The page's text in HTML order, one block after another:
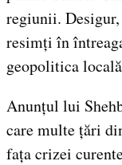
regiunii.
resimți în
geopolitica
Anunțul lui
care multe țări
fața crizei